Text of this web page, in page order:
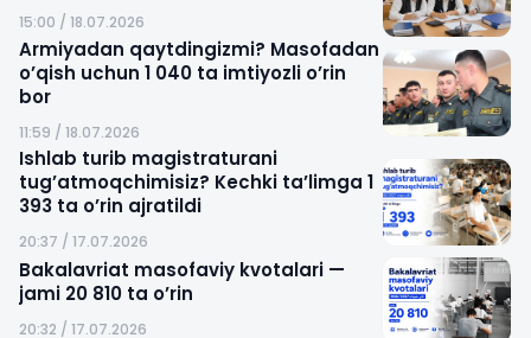
15:00 / 18.07.2026
Armiyadan qaytdingizmi? Masofadan
o’qish uchun 1 040 ta imtiyozli o’rin
bor
11:59 / 18.07.2026
Ishlab turib magistraturani
tug’atmoqchimisiz? Kechki ta’limga 1
393 ta o’rin ajratildi
20:37 / 17.07.2026
Bakalavriat masofaviy kvotalari —
jami 20 810 ta o’rin
20:32 / 17.07.2026